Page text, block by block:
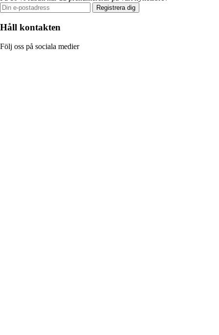
Registrera dig
Håll kontakten
Följ oss på sociala medier